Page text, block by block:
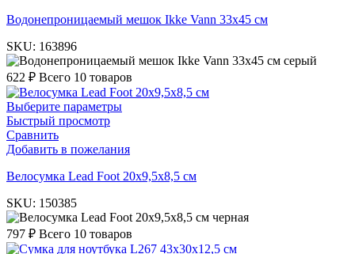
Водонепроницаемый мешок Ikke Vann 33х45 см
SKU: 163896
серый
622 ₽ Всего 10 товаров
Выберите параметры
Быстрый просмотр
Сравнить
Добавить в пожелания
Велосумка Lead Foot 20х9,5х8,5 см
SKU: 150385
черная
797 ₽ Всего 10 товаров